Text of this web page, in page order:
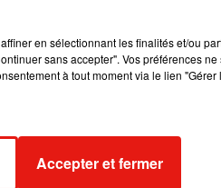
les nominations des Oscars
en sélectionnant les finalités et/ou
sans accepter". Vos préférences
à tout moment via le lien
Accepter et fermer